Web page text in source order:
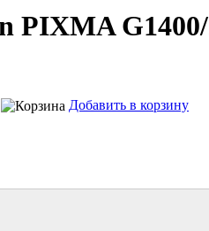
Добавить в корзину